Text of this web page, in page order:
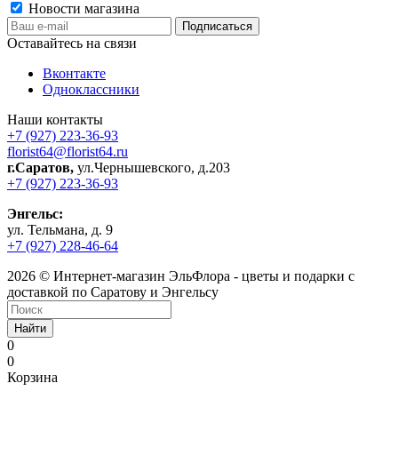
Новости магазина
Оставайтесь на связи
Вконтакте
Одноклассники
Наши контакты
+7 (927) 223-36-93
florist64@florist64.ru
г.Саратов, ул.Чернышевского, д.203
+7 (927) 223-36-93
Энгельс:
ул. Тельмана, д. 9
+7 (927) 228-46-64
2026 © Интернет-магазин ЭльФлора - цветы и подарки с
доставкой по Саратову и Энгельсу
Найти
0
0
Корзина